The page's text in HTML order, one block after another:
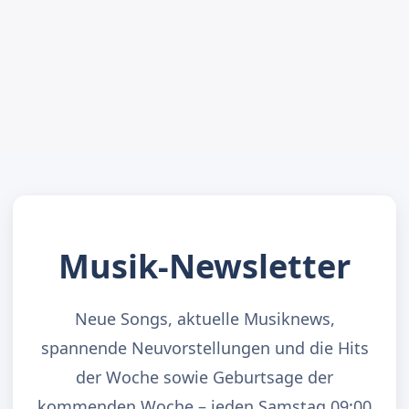
Musik-Newsletter
Neue Songs, aktuelle Musiknews,
spannende Neuvorstellungen und die Hits
der Woche sowie Geburtsage der